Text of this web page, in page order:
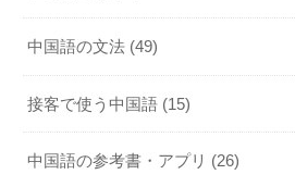
中国語の文法 (49)
接客で使う中国語 (15)
中国語の参考書・アプリ (26)